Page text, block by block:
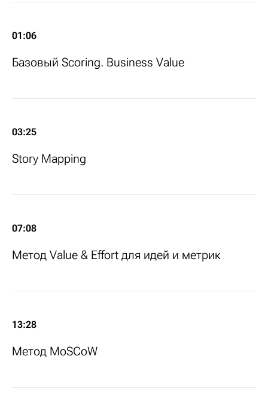
01:06
Базовый Scoring. Business Value
03:25
Story Mapping
07:08
Метод Value & Effort для идей и метрик
13:28
Метод MoSCoW